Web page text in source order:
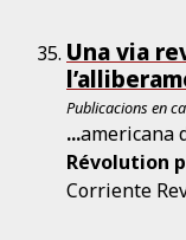
Una via
Publicacions en
...americana
Révolution
Corriente